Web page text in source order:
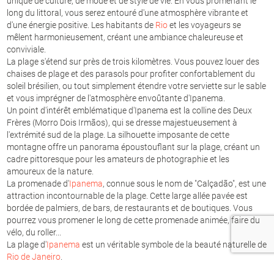
long du littoral, vous serez entouré d'une atmosphère vibrante et
d'une énergie positive. Les habitants de Rioet les voyageurs se
mêlent harmonieusement, créant une ambiance chaleureuse et
conviviale.
La plage s'étend sur près de trois kilomètres. Vous pouvez louer des
chaises de plage et des parasols pour profiter confortablement du
soleil brésilien, ou tout simplement étendre votre serviette sur le sable
et vous imprégner de l'atmosphère envoûtante d'Ipanema.
Un point d'intérêt emblématique d'Ipanema est la colline des Deux
Frères (Morro Dois Irmãos), qui se dresse majestueusement à
l'extrémité sud de la plage. La silhouette imposante de cette
montagne offre un panorama époustouflant sur la plage, créant un
cadre pittoresque pour les amateurs de photographie et les
amoureux de la nature.
La promenade d'Ipanema, connue sous le nom de "Calçadão", est une
attraction incontournable de la plage. Cette large allée pavée est
bordée de palmiers, de bars, de restaurants et de boutiques. Vous
pourrez vous promener le long de cette promenade animée, faire du
vélo, du roller...
La plage d'Ipanema est un véritable symbole de la beauté naturelle de
Rio de Janeiro